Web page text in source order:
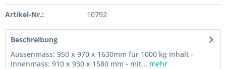
Artikel-Nr.: 10792
Beschreibung
Aussenmass: 950 x 970 x 1630mm für 1000 kg Inhalt -
Innenmass: 910 x 930 x 1580 mm - mit... mehr